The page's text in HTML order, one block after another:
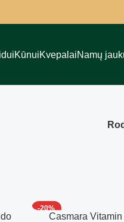
KūnuiKvepalaiNamų
-20%
Casmara